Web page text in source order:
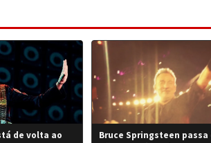
de volta ao
Bruce Springsteen